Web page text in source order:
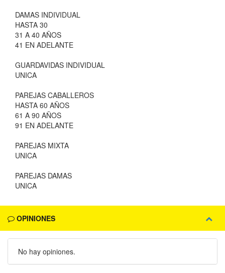
DAMAS INDIVIDUAL
HASTA 30
31 A 40 AÑOS
41 EN ADELANTE
GUARDAVIDAS INDIVIDUAL
UNICA
PAREJAS CABALLEROS
HASTA 60 AÑOS
61 A 90 AÑOS
91 EN ADELANTE
PAREJAS MIXTA
UNICA
PAREJAS DAMAS
UNICA
OPINIONES
No hay opiniones.